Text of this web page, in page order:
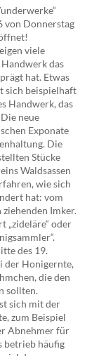
von Donnerstag
viele
das
hat. Etwas
sich beispielhaft
Handwerk, das
neue
Exponate
Die
Stücke
Waldsassen
wie sich
hat: vom
Imker.
„zideläre“ oder
des 19.
der Honigernte,
die den
sollten.
sich mit der
zum Beispiel
Abnehmer für
betrieb häufig